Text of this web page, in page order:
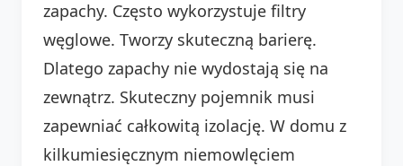
zapachy. Często wykorzystuje filtry
węglowe. Tworzy skuteczną barierę.
Dlatego zapachy nie wydostają się na
zewnątrz. Skuteczny pojemnik musi
zapewniać całkowitą izolację. W domu z
kilkumiesięcznym niemowlęciem